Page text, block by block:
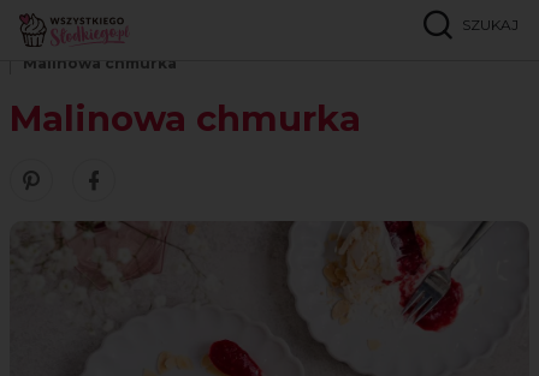
SZUKAJ
Strona główna
Malinowa chmurka
Malinowa chmurka
Zobacz nasze piny w serwisie Pinterest
Udostępnij ten przepis w serwisie Facebook